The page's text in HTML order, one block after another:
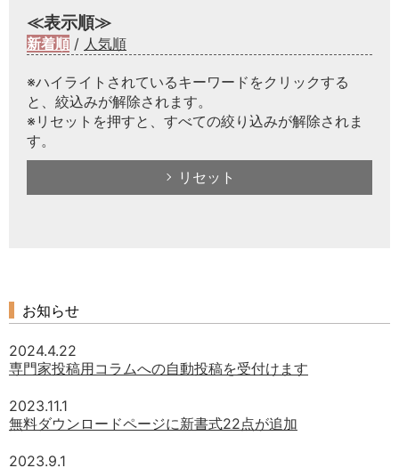
≪表示順≫
新着順 / 人気順
※ハイライトされているキーワードをクリックする
と、絞込みが解除されます。
※リセットを押すと、すべての絞り込みが解除されま
す。
リセット
お知らせ
2024.4.22
専門家投稿用コラムへの自動投稿を受付けます
2023.11.1
無料ダウンロードページに新書式22点が追加
2023.9.1